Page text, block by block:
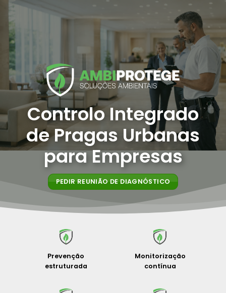
Skip
content
Controlo Integrado
de Pragas Urbanas
para Empresas
PEDIR REUNIÃO DE DIAGNÓSTICO
Prevenção
estruturada
Monitorização
contínua